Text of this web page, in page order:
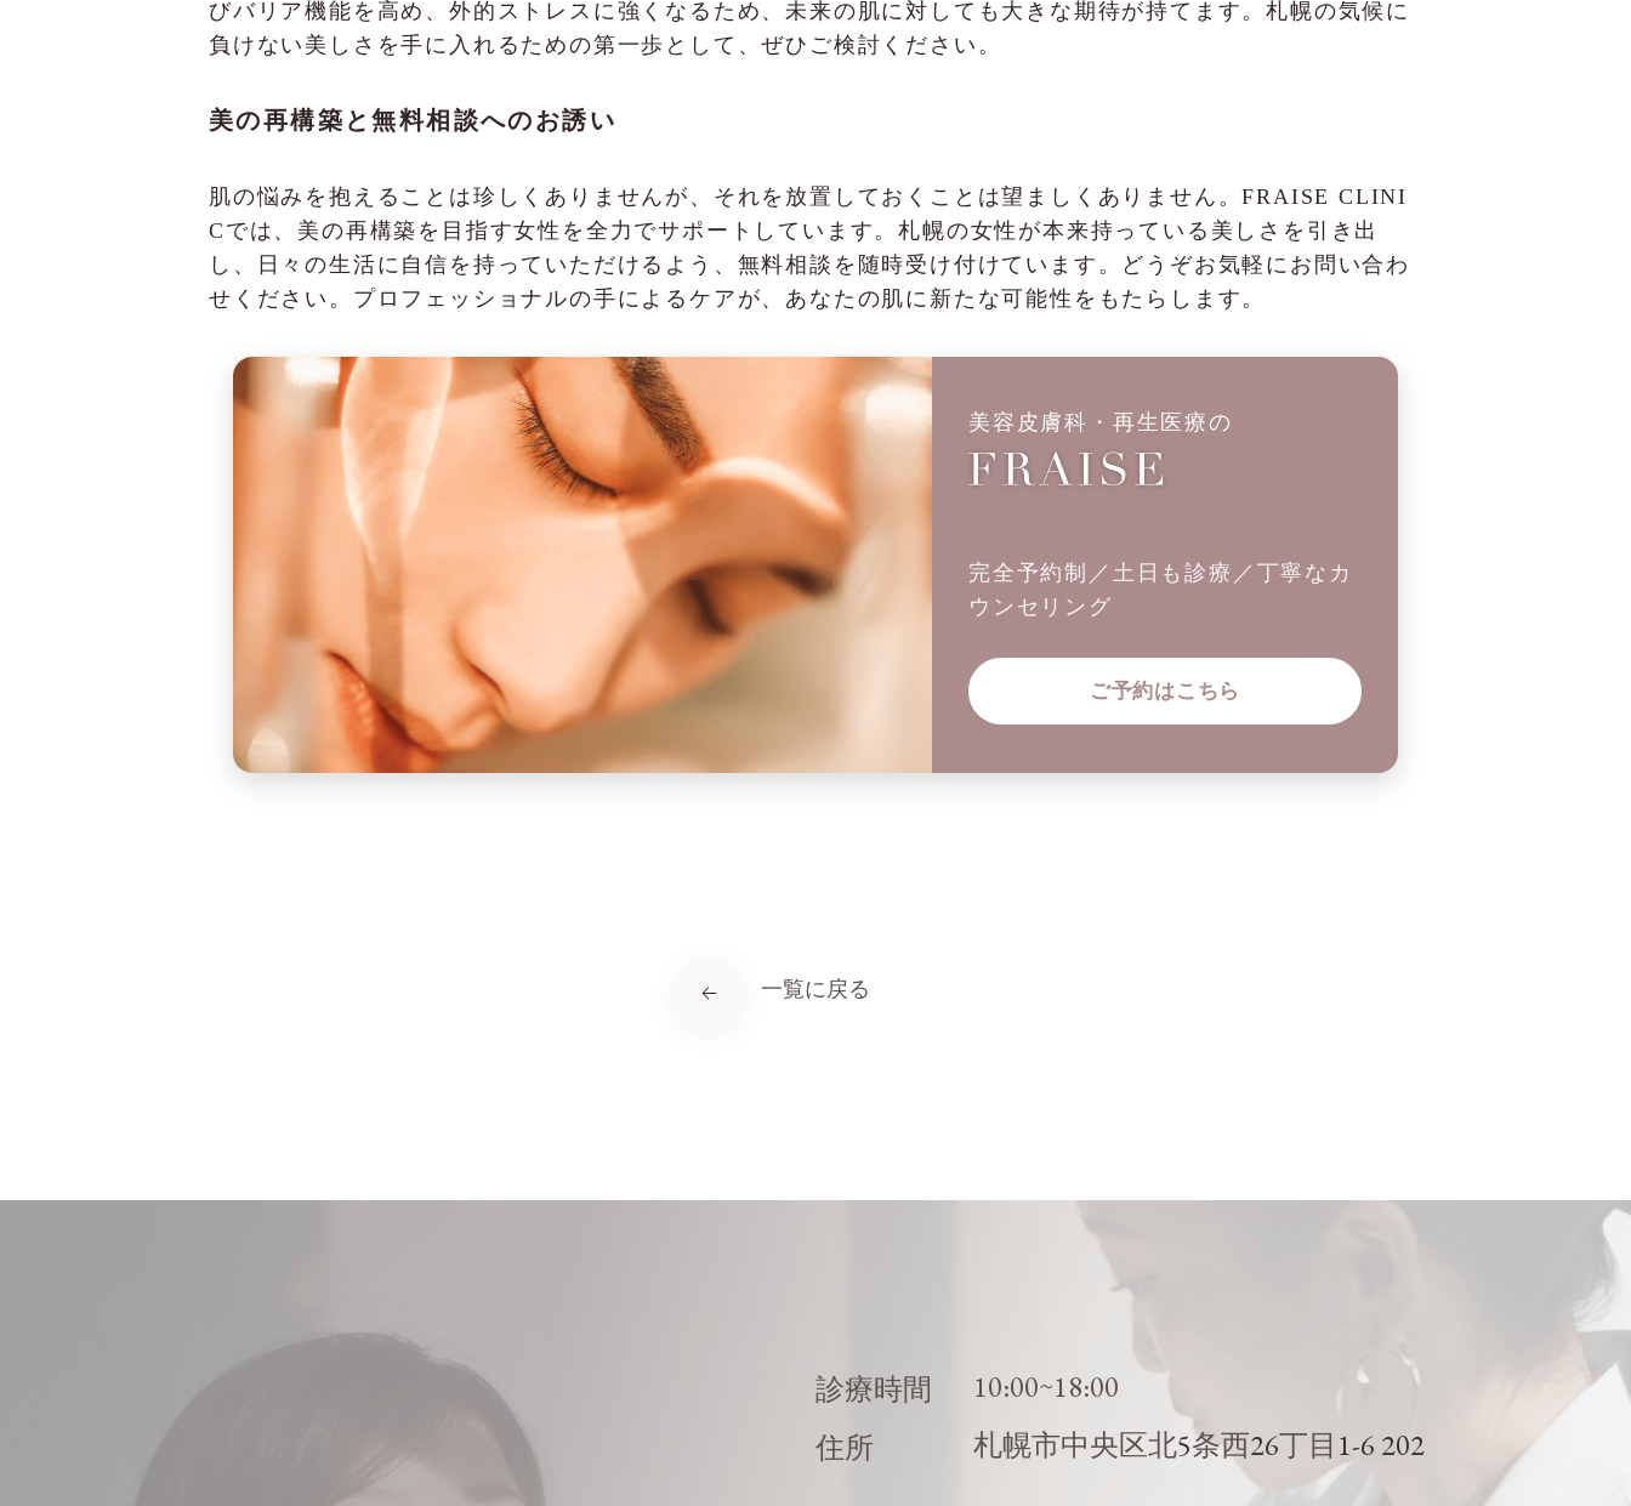
びバリア機能を高め、外的ストレスに強くなるため、未来の肌に対しても大きな期待が持てます。札幌の気候に
負けない美しさを手に入れるための第一歩として、ぜひご検討ください。
美の再構築と無料相談へのお誘い
肌の悩みを抱えることは珍しくありませんが、それを放置しておくことは望ましくありません。FRAISE CLINI
Cでは、美の再構築を目指す女性を全力でサポートしています。札幌の女性が本来持っている美しさを引き出
し、日々の生活に自信を持っていただけるよう、無料相談を随時受け付けています。どうぞお気軽にお問い合わ
せください。プロフェッショナルの手によるケアが、あなたの肌に新たな可能性をもたらします。
美容皮膚科・再生医療の
完全予約制／土日も診療／丁寧なカ
ウンセリング
ご予約はこちら
一覧に戻る
診療時間 10:00~18:00
住所 札幌市中央区北5条西26丁目 1-6 202